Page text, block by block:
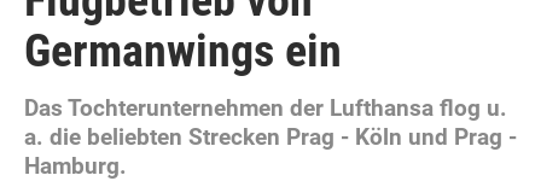
Germanwings ein
Das Tochterunternehmen der Lufthansa flog u.
a. die beliebten Strecken Prag - Köln und Prag -
Hamburg.